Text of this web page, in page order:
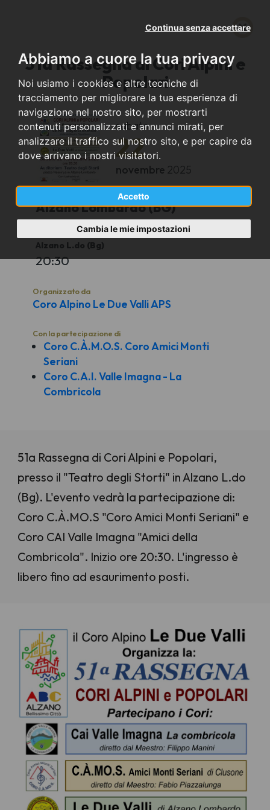
Abbiamo a cuore la tua privacy
Noi usiamo i cookies e altre tecniche di
tracciamento per migliorare la tua esperienza di
navigazione nel nostro sito, per mostrarti
contenuti personalizzati e annunci mirati, per
analizzare il traffico sul nostro sito, e per capire da
dove arrivano i nostri visitatori.
Accetto
Continua senza accettare
Cambia le mie impostazioni
51a Rassegna di Cori Alpini e
Popolari
sabato
22
novembre 2025
Alzano Lombardo (BG)
Teatro degli Storti - Piazza Caduti Nassiriya,
Alzano L.do (Bg)
20:30
Organizzato da
Coro Alpino Le Due Valli APS
Con la partecipazione di
Coro C.À.M.O.S. Coro Amici Monti
Seriani
Coro C.A.I. Valle Imagna - La
Combricola
51a Rassegna di Cori Alpini e Popolari,
presso il "Teatro degli Storti" in Alzano L.do
(Bg). L'evento vedrà la partecipazione di:
Coro C.À.MO.S "Coro Amici Monti Seriani" e
Coro CAI Valle Imagna "Amici della
Combricola". Inizio ore 20:30. L'ingresso è
libero fino ad esaurimento posti.